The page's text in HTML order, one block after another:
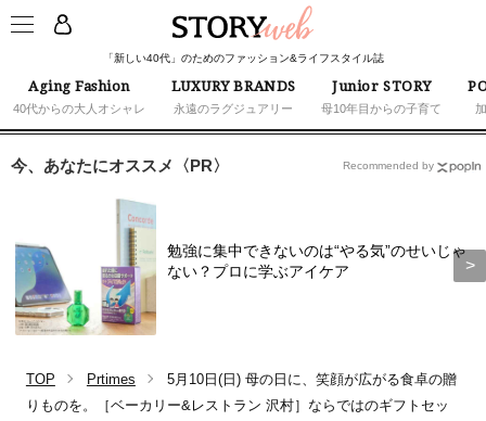
「新しい40代」のためのファッション&ライフスタイル誌
Aging Fashion
40代からの大人オシャレ
LUXURY BRANDS
永遠のラグジュアリー
Junior STORY
母10年目からの子育て
今、あなたにオススメ〈PR〉
勉強に集中できないのは“やる気”のせいじゃ
ない？プロに学ぶアイケア
Recommended by
TOP Prtimes
5月10日(日) 母の日に、笑顔が広がる食卓の贈
りものを。［ベーカリー&レストラン 沢村］ならではのギフトセッ